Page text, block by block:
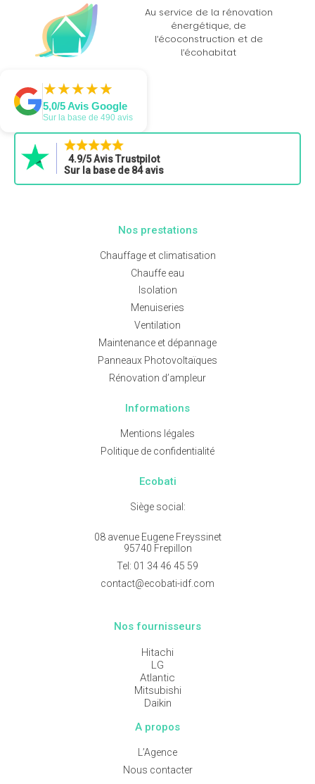
Au service de la rénovation
énergétique, de
l’écoconstruction et de
l’écohabitat
★
★★
★★
★★
★★
★
5,0/5 Avis Google
Sur la base de 490 avis
4.9/5 Avis Trustpilot
Sur la base de 84 avis
Nos prestations
Chauffage et climatisation
Chauffe eau
Isolation
Menuiseries
Ventilation
Maintenance et dépannage
Panneaux Photovoltaïques
Rénovation d’ampleur
Informations
Mentions légales
Politique de confidentialité
Ecobati
Siège social:
08 avenue Eugene Freyssinet
95740 Frepillon
Tel: 01 34 46 45 59
contact@ecobati-idf.com
Nos fournisseurs
Hitachi
LG
Atlantic
Mitsubishi
Daikin
A propos
L’Agence
Nous contacter